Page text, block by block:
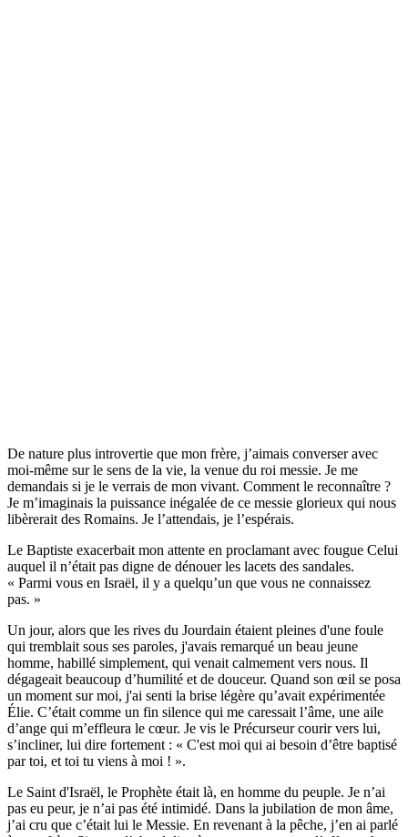
De nature plus introvertie que mon frère, j’aimais converser avec
moi-même sur le sens de la vie, la venue du roi messie. Je me
demandais si je le verrais de mon vivant. Comment le reconnaître ?
Je m’imaginais la puissance inégalée de ce messie glorieux qui nous
libèrerait des Romains. Je l’attendais, je l’espérais.
Le Baptiste exacerbait mon attente en proclamant avec fougue Celui
auquel il n’était pas digne de dénouer les lacets des sandales.
« Parmi vous en Israël, il y a quelqu’un que vous ne connaissez
pas. »
Un jour, alors que les rives du Jourdain étaient pleines d'une foule
qui tremblait sous ses paroles, j'avais remarqué un beau jeune
homme, habillé simplement, qui venait calmement vers nous. Il
dégageait beaucoup d’humilité et de douceur. Quand son œil se posa
un moment sur moi, j'ai senti la brise légère qu’avait expérimentée
Élie. C’était comme un fin silence qui me caressait l’âme, une aile
d’ange qui m’effleura le cœur. Je vis le Précurseur courir vers lui,
s’incliner, lui dire fortement : « C'est moi qui ai besoin d’être baptisé
par toi, et toi tu viens à moi ! ».
Le Saint d'Israël, le Prophète était là, en homme du peuple. Je n’ai
pas eu peur, je n’ai pas été intimidé. Dans la jubilation de mon âme,
j’ai cru que c’était lui le Messie. En revenant à la pêche, j’en ai parlé